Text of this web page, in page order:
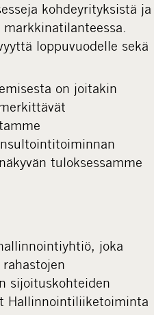
kohdeyrityksistä ja
loppuvuodelle sekä
on joitakin
tuloksessamme
joka
sijoituskohteiden
Hallinnointiliiketoiminta